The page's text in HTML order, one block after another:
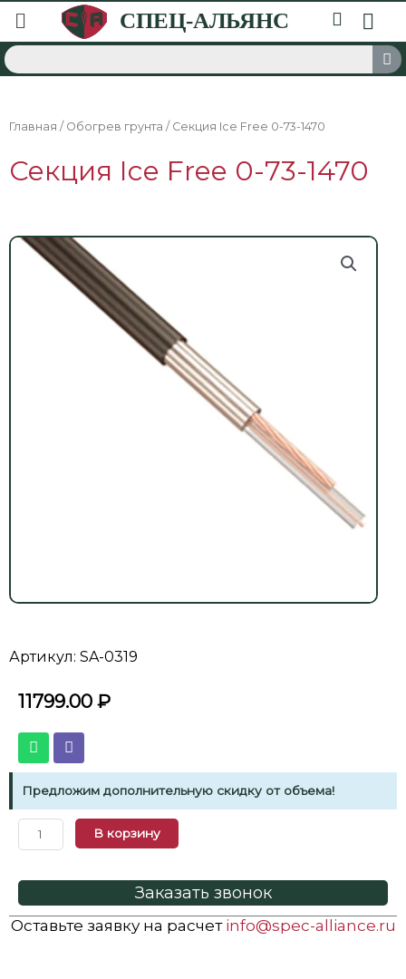
Главная / Обогрев грунта / Секция Ice Free 0-73-1470
Секция Ice Free 0-73-1470
Артикул: SA-0319
11799.00 ₽
Предложим дополнительную скидку от объема!
В корзину
Заказать звонок
Оставьте заявку на расчет info@spec-alliance.ru